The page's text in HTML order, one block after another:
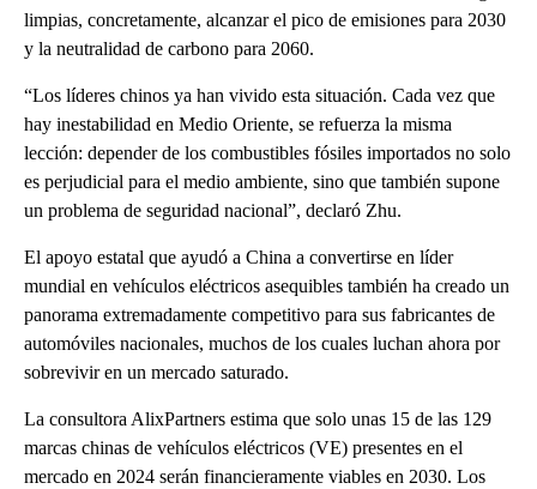
limpias, concretamente, alcanzar el pico de emisiones para 2030
y la neutralidad de carbono para 2060.
“Los líderes chinos ya han vivido esta situación. Cada vez que
hay inestabilidad en Medio Oriente, se refuerza la misma
lección: depender de los combustibles fósiles importados no solo
es perjudicial para el medio ambiente, sino que también supone
un problema de seguridad nacional”, declaró Zhu.
El apoyo estatal que ayudó a China a convertirse en líder
mundial en vehículos eléctricos asequibles también ha creado un
panorama extremadamente competitivo para sus fabricantes de
automóviles nacionales, muchos de los cuales luchan ahora por
sobrevivir en un mercado saturado.
La consultora AlixPartners estima que solo unas 15 de las 129
marcas chinas de vehículos eléctricos (VE) presentes en el
mercado en 2024 serán financieramente viables en 2030. Los